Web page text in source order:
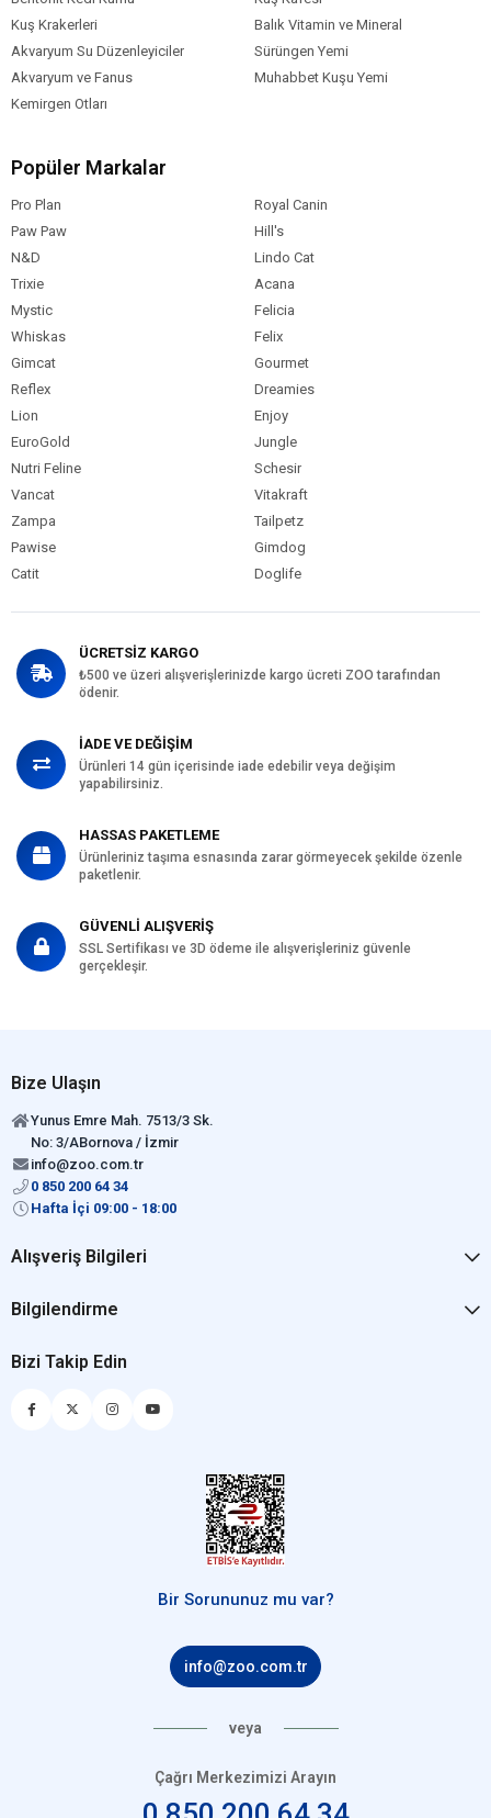
Kuş Krakerleri
Balık Vitamin ve Mineral
Akvaryum Su Düzenleyiciler
Sürüngen Yemi
Akvaryum ve Fanus
Muhabbet Kuşu Yemi
Kemirgen Otları
Popüler Markalar
Pro Plan
Royal Canin
Paw Paw
Hill's
N&D
Lindo Cat
Trixie
Acana
Mystic
Felicia
Whiskas
Felix
Gimcat
Gourmet
Reflex
Dreamies
Lion
Enjoy
EuroGold
Jungle
Nutri Feline
Schesir
Vancat
Vitakraft
Zampa
Tailpetz
Pawise
Gimdog
Catit
Doglife
ÜCRETSİZ KARGO
₺500 ve üzeri alışverişlerinizde kargo ücreti ZOO tarafından
ödenir.
İADE VE DEĞİŞİM
Ürünleri 14 gün içerisinde iade edebilir veya değişim
yapabilirsiniz.
HASSAS PAKETLEME
Ürünleriniz taşıma esnasında zarar görmeyecek şekilde özenle
paketlenir.
GÜVENLİ ALIŞVERİŞ
SSL Sertifikası ve 3D ödeme ile alışverişleriniz güvenle
gerçekleşir.
Bize Ulaşın
Yunus Emre Mah. 7513/3 Sk.
No: 3/ABornova / İzmir
info@zoo.com.tr
0 850 200 64 34
Hafta İçi 09:00 - 18:00
Alışveriş Bilgileri
Bilgilendirme
Bizi Takip Edin
Bir Sorununuz mu var?
info@zoo.com.tr
veya
Çağrı Merkezimizi Arayın